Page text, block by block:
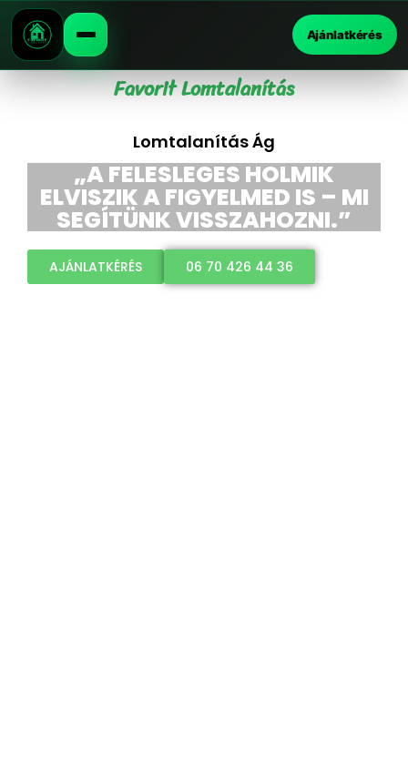
Ajánlatkérés
Favorit Lomtalanítás
Lomtalanítás Ág
„A FELESLEGES HOLMIK
ELVISZIK A FIGYELMED IS – MI
SEGÍTÜNK VISSZAHOZNI.”
AJÁNLATKÉRÉS 06 70 426 44 36